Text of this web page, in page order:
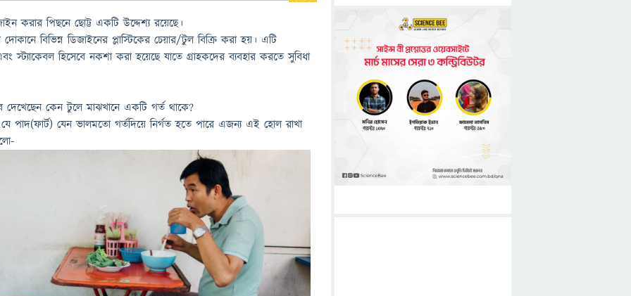
করার পিছনে ছোট্ট একটি উদ্দেশ্য রয়েছে।
বিভিন্ন ডিজাইনের প্লাস্টিকের চেয়ার/টুল বিক্রি করা হয়। এটি
স্ট্যাকেবল হিসেবে নকশা করা হয়েছে যাতে গ্রাহকদের ব্যবহার করতে সুবিধা
কেন টুলে মাঝখানে একটি গর্ত থাকে?
পাদ(ফার্ট) যেন ভালমতো গর্তদিয়ে নির্গত হতে পারে এজন্য এই হোল রাখা